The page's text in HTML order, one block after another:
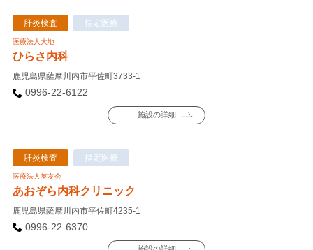
肝炎検査 指定医療
医療法人大地
ひらさ内科
鹿児島県薩摩川内市平佐町3733-1
0996-22-6122
施設の詳細
肝炎検査 指定医療
医療法人英友会
あおぞら内科クリニック
鹿児島県薩摩川内市平佐町4235-1
0996-22-6370